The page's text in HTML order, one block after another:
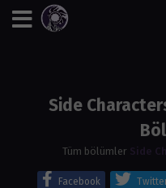
Side
Tüm bölümler Side
Facebook